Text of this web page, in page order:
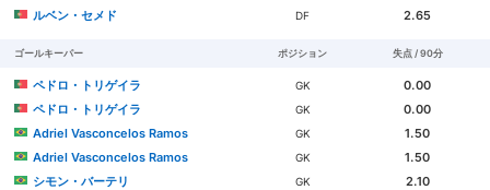
ルベン・セメド
DF 2.65
ゴールキーパー ポジション 失点 / 90分
ペドロ・トリゲイラ GK
0.00
ペドロ・トリゲイラ
GK
0.00
Adriel Vasconcelos Ramos
GK
1.50
Adriel Vasconcelos Ramos
GK
1.50
シモン・バーテリ
GK
2.10